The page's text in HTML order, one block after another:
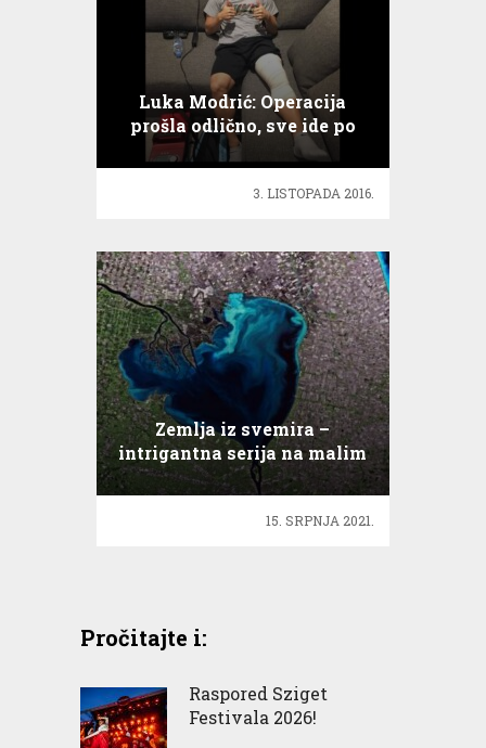
Luka Modrić: Operacija
prošla odlično, sve ide po
planu!
3. LISTOPADA 2016.
Zemlja iz svemira –
intrigantna serija na malim
ekranima
15. SRPNJA 2021.
Pročitajte i:
Raspored Sziget
Festivala 2026!